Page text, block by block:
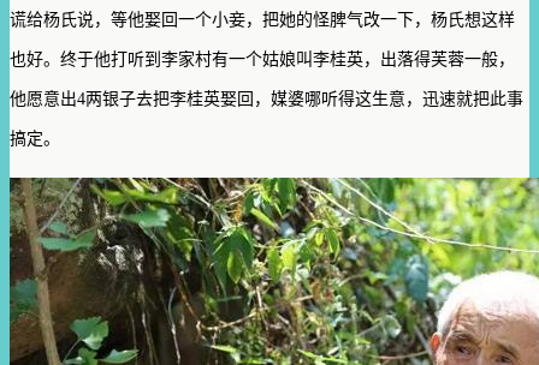
谎给杨氏说，等他娶回一个小妾，把她的怪脾气改一下，杨氏想这样
也好。终于他打听到李家村有一个姑娘叫李桂英，出落得芙蓉一般，
他愿意出4两银子去把李桂英娶回，媒婆哪听得这生意，迅速就把此事
搞定。